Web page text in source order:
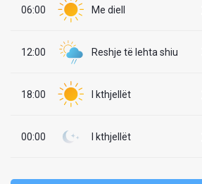
06:00 Me diell
12:00 Reshje të lehta shiu
18:00 I kthjellët
00:00 I kthjellët